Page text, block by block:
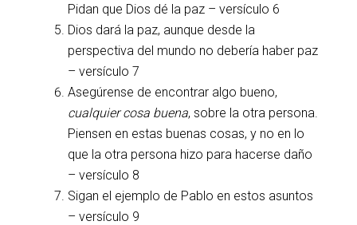
Pidan que Dios dé la paz – versículo 6
Dios dará la paz, aunque desde la
perspectiva del mundo no debería haber paz
– versículo 7
Asegúrense de encontrar algo bueno,
cualquier cosa buena, sobre la otra persona.
Piensen en estas buenas cosas, y no en lo
que la otra persona hizo para hacerse daño
– versículo 8
Sigan el ejemplo de Pablo en estos asuntos
– versículo 9